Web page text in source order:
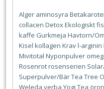
Alger aminosyra
collacen DetoxEkologiskt
kaffe Gurkmeja Havtorn/
Kisel kollagen Kravl-arginin
Mivitotal Nyponpulver
Rosenrotrosenserien
Superpulver/BärTea Tree
Weleda yerba Yogi Tea